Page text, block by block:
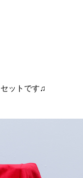
ットです♫